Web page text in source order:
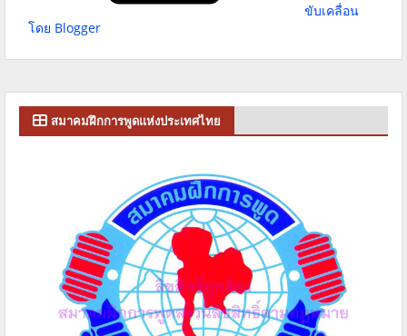
ขับเคลื่อน
โดย Blogger
สมาคมฝึกการพูดแห่งประเทศไทย